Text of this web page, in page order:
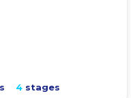
4stages